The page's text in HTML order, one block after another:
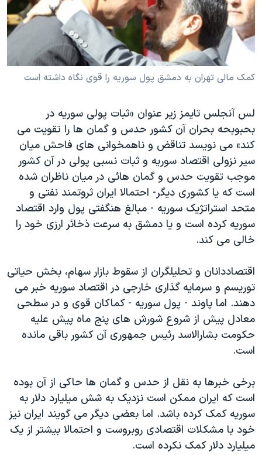
فرهنگ و زندگی
حقوق شهروندی
اقتصادی
علم و فناوری
گالری عکس
آرشیو پخش زنده
مستندها
انتخابات ریاست جمهوری آمریکا ۲۰۲۴
حمله جمهوری اسلامی به اسرائیل
رمز مهسا
اعتراضات زن، زندگی، آزادی
مجموعه مستندهای دادخواهی
تریبونال مردمی آبان ۹۸
دادگاه حمید نوری
چهل سال گروگان‌گیری
قانون شفافیت دارائی کادر رهبری ایران
اعتراضات مردمی آبان ۹۸
نرگس محمدی برنده جایزه نوبل صلح
همایش محافظه‌کاران آمریکا «سی‌پک»
صفحه‌های ویژه
سفر پرزیدنت ترامپ به چین
دنبال کنید
کمک مالی تهران به دمشق پول سوريه را قوی نگاه داشته است
لس آنجلس تايمز زير عنوان «ثبات پولی سوريه در
بحبوبحه بحران آن کشور حدس و گمان ها را تقويت می
کند» می نويسد تناقض و ناهمخوانی های فاحش میان
سير نزولی اقتصاد سوريه و ثبات نسبی پولی در آن کشور
موجب تقويت حدس و گمان هائی در ميان ناظران شده
است که يا کشوری ديگر- احتمالا ايران ثروتمند نفتی و
متحد استراتژيک سوريه - مبالغ هنگفتی پول وارد اقتصاد
سوريه کرده است و يا دمشق به سرعت ذخائر ارزی خود را
خالی می کند.
اقتصاددانان و تحليلگران از سقوط بازار سهام، بخش حياتی
توريسم و سرمايه گذاری خارجی در اقتصاد سوريه خبر می
دهند. اما پاوند - پول سوريه - کماکان قوی و در سطحی
معادل پيش از شروع شورش های پنج ماه پيش عليه
حکومت بشارالاسد رئيس جمهوری آن کشور باقی مانده
است.
برخی خبرها به نقل از حدس و گمان ها حاکی از آن بوده
است که ايران ممکن است نزدیک به شش ميليارد دلار به
سوريه کمک کرده باشد. اما بعضی ديگر می گويند ايران نيز
خود با مشکلات اقتصادی روبروست و احتمالا بيشتر از يک
ميليارد دلار کمک نکرده است.